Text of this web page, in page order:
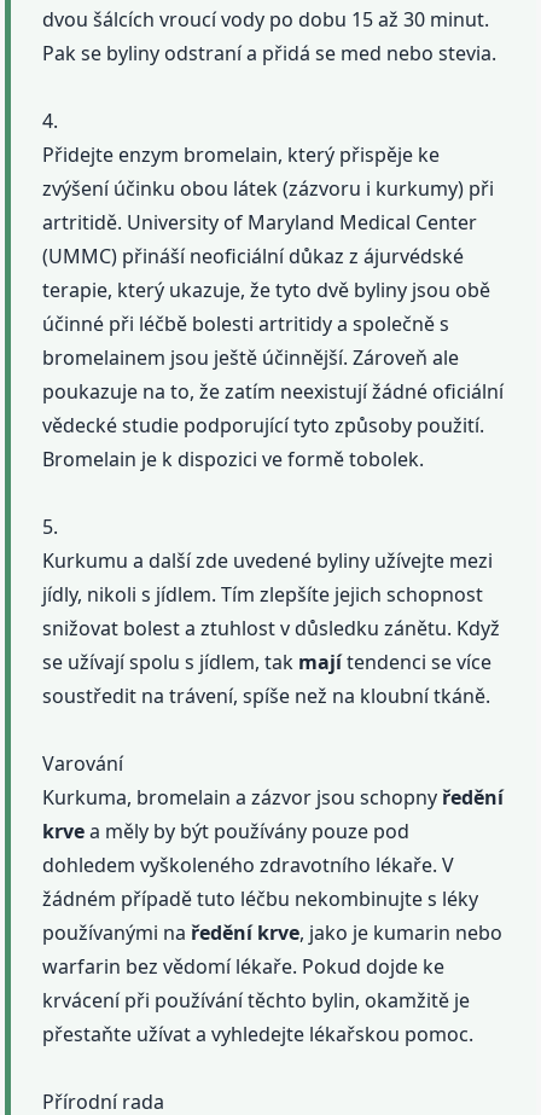
dvou šálcích vroucí vody po dobu 15 až 30 minut.
Pak se byliny odstraní a přidá se med nebo stevia.
4.
Přidejte enzym bromelain, který přispěje ke
zvýšení účinku obou látek (zázvoru i kurkumy) při
artritidě. University of Maryland Medical Center
(UMMC) přináší neoficiální důkaz z ájurvédské
terapie, který ukazuje, že tyto dvě byliny jsou obě
účinné při léčbě bolesti artritidy a společně s
bromelainem jsou ještě účinnější. Zároveň ale
poukazuje na to, že zatím neexistují žádné oficiální
vědecké studie podporující tyto způsoby použití.
Bromelain je k dispozici ve formě tobolek.
5.
Kurkumu a další zde uvedené byliny užívejte mezi
jídly, nikoli s jídlem. Tím zlepšíte jejich schopnost
snižovat bolest a ztuhlost v důsledku zánětu. Když
se užívají spolu s jídlem, tak majítendenci se více
soustředit na trávení, spíše než na kloubní tkáně.
Varování
Kurkuma, bromelain a zázvor jsou schopny ředění
krvea měly by být používány pouze pod
dohledem vyškoleného zdravotního lékaře. V
žádném případě tuto léčbu nekombinujte s léky
používanými na ředění krve, jako je kumarin nebo
warfarin bez vědomí lékaře. Pokud dojde ke
krvácení při používání těchto bylin, okamžitě je
přestaňte užívat a vyhledejte lékařskou pomoc.
Přírodní rada